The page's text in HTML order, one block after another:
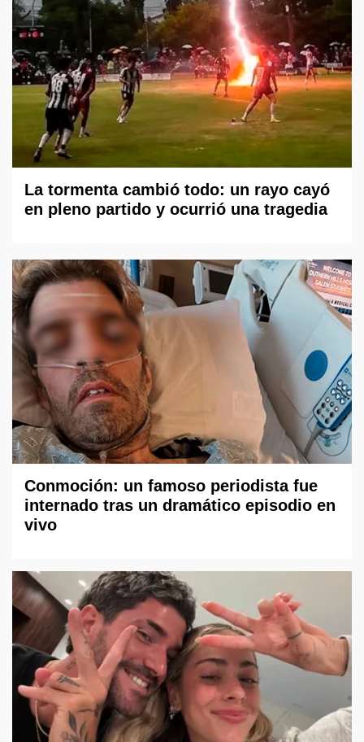
La tormenta cambió todo: un rayo cayó
en pleno partido y ocurrió una tragedia
Conmoción: un famoso periodista fue
internado tras un dramático episodio en
vivo